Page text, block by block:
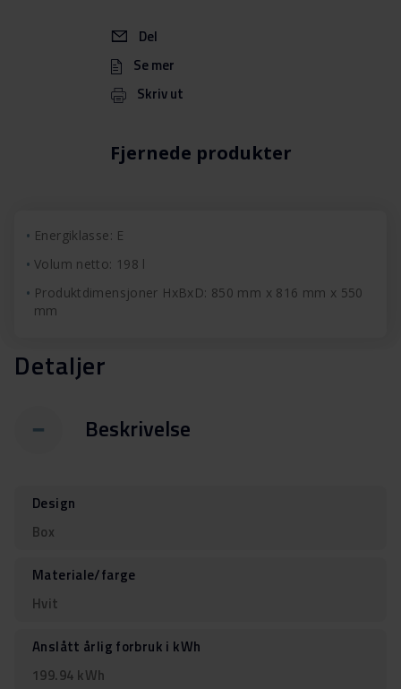
Fjernede produkter
Del
Se mer
Skriv ut
Energiklasse: E
Volum netto: 198 l
Produktdimensjoner HxBxD: 850 mm x 816 mm x 550
mm
Detaljer
Beskrivelse
Design
Box
Materiale/farge
Hvit
Anslått årlig forbruk i kWh
199.94 kWh